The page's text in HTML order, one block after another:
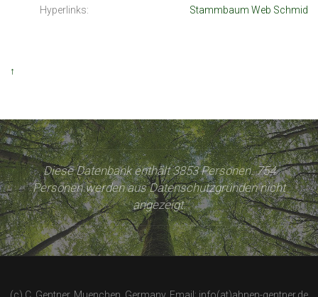
Hyperlinks: Stammbaum Web Schmid
↑
Diese Datenbank enthält 3853 Personen. 754
Personen werden aus Datenschutzgründen nicht
angezeigt.